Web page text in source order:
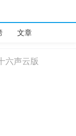
文章
六声云版